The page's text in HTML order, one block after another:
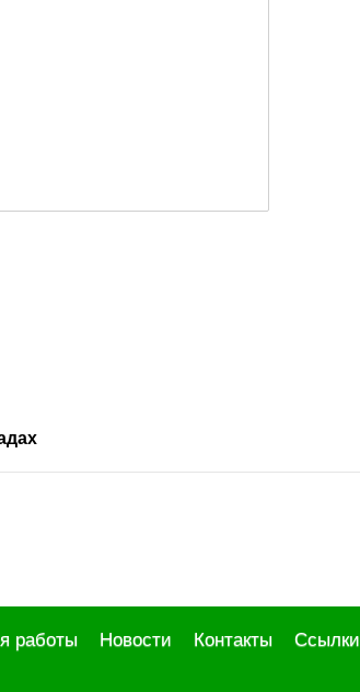
работы Новости Контакты Ссылки